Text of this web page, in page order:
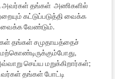
அவர்கள் தங்கள் அணிகளில்
கட்டுப்படுத்தி வைக்க
வைக்க வேண்டும்.
தங்கள் சமுதாயத்தைச்
செய்ய மறுக்கிறார்கள்;
தங்கள் போட்டி